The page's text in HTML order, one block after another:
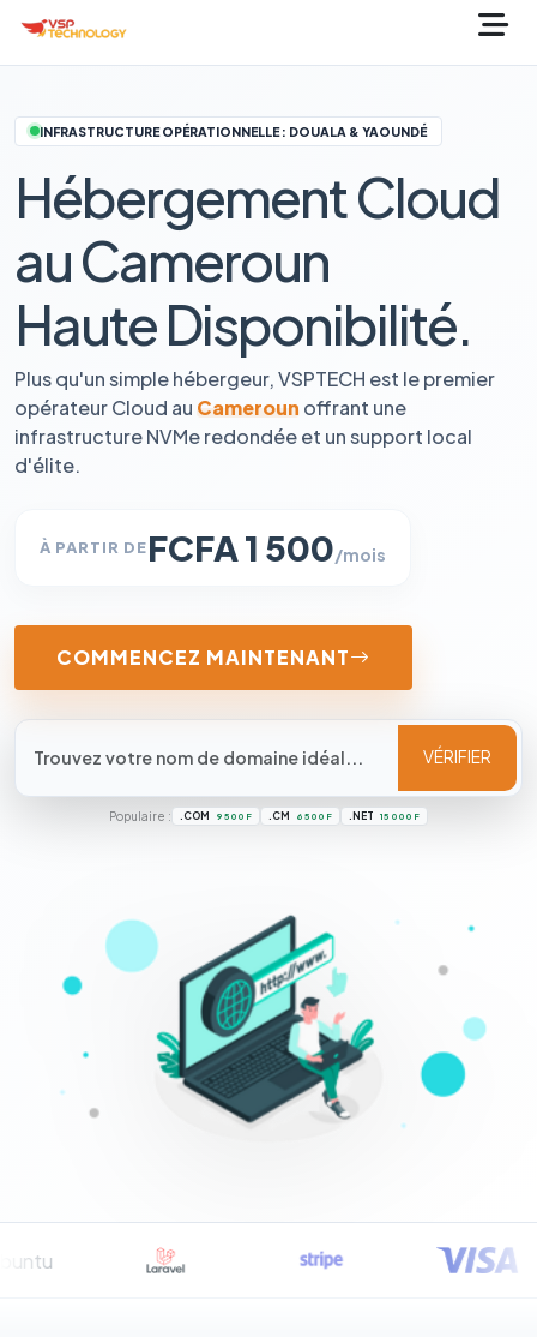
INFRASTRUCTURE OPÉRATIONNELLE : DOUALA & YAOUNDÉ
Hébergement Cloud
au Cameroun
Haute Disponibilité.
Plus qu'un simple hébergeur, VSPTECH est le premier
opérateur Cloud au Cameroun offrant une
infrastructure NVMe redondée et un support local
d'élite.
À PARTIR DEFCFA 1 500/mois
COMMENCEZ MAINTENANT
VÉRIFIER
Populaire : .COM 9 500 F .CM 6 500 F .NET 15 000 F